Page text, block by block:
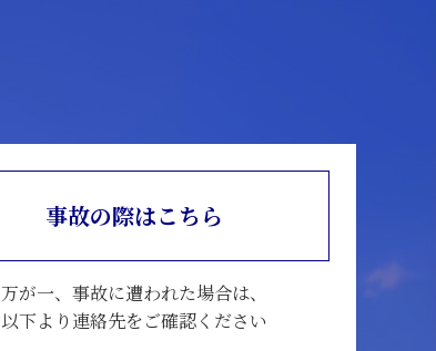
事故の際はこちら
万が一、事故に遭われた場合は、
以下より連絡先をご確認ください